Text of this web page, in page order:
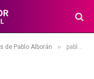
de Pablo Alborán » pablo-alboran-fotos-11